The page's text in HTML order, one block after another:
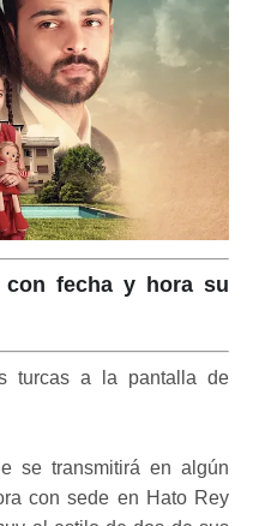
fecha y hora su
turcas a la pantalla de
se transmitirá en algún
con sede en Hato Rey